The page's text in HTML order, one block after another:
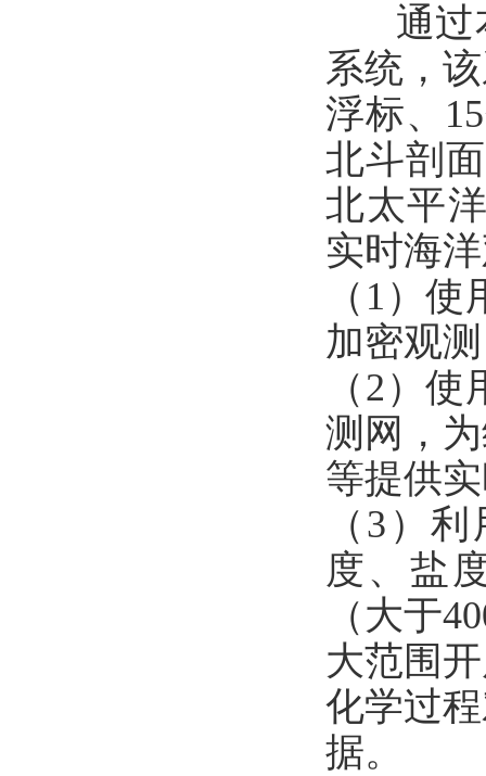
通过本
系统，
浮标、
北斗剖
北太平
实时海
（1）
加密观
（2）
测网，
等提供
（3）
度、盐
（大于
大范围
化学过
据。